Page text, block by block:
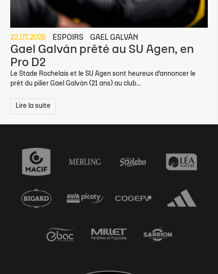
22.07.2026 ESPOIRS GAEL GALVÁN
Gael Galván prêté au SU Agen, en
Pro D2
Le Stade Rochelais et le SU Agen sont heureux d’annoncer le
prêt du pilier Gael Galván (21 ans) au club...
Lire la suite